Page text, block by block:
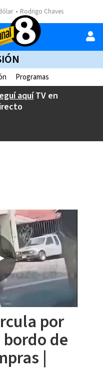
Rodrigo Chaves
Programas
aquíTV en
por
de
|